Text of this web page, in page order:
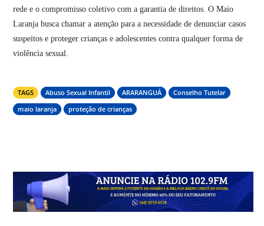
rede e o compromisso coletivo com a garantia de direitos. O Maio
Laranja busca chamar a atenção para a necessidade de denunciar casos
suspeitos e proteger crianças e adolescentes contra qualquer forma de
violência sexual.
TAGS Abuso Sexual Infantil ARARANGUÁ
Conselho Tutelar
maio laranja
proteção de crianças